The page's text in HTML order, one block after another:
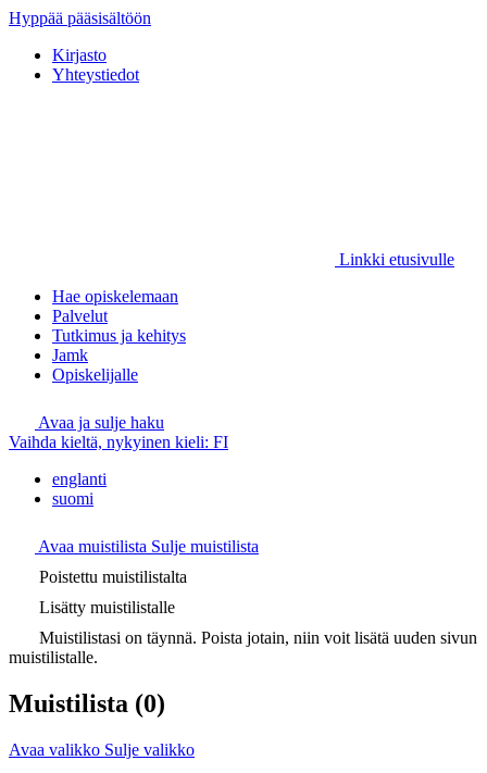
Hyppää pääsisältöön
Kirjasto
Yhteystiedot
Linkki etusivulle
Hae opiskelemaan
Palvelut
Tutkimus ja kehitys
Jamk
Opiskelijalle
Avaa ja sulje haku
Vaihda kieltä, nykyinen kieli: FI
englanti
suomi
Avaa muistilista Sulje muistilista
Poistettu muistilistalta
Lisätty muistilistalle
Muistilistasi on täynnä. Poista jotain, niin voit lisätä uuden sivun
muistilistalle.
Muistilista (0)
Avaa valikko Sulje valikko